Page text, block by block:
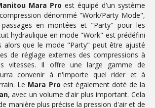
Mara Pro est équipé d'un système
dénommé "Work/Party Mode",
en montées et "Party" pour les
hydraulique en mode "Work" est prédéfini
alors que le mode "Party" peut être ajusté
de réglage externes des compressions à
vitesses. Il offre une large gamme de
convenir à n'importe quel rider et à
Le Mara Pro est également doté de la
, avec un volume d'air plus important. Cela
manière plus précise la pression d'air et de